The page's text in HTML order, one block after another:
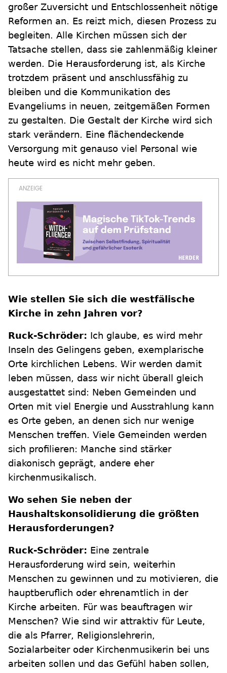
großer Zuversicht und Entschlossenheit nötige
Reformen an. Es reizt mich, diesen Prozess zu
begleiten. Alle Kirchen müssen sich der
Tatsache stellen, dass sie zahlenmäßig kleiner
werden. Die Herausforderung ist, als Kirche
trotzdem präsent und anschlussfähig zu
bleiben und die Kommunikation des
Evangeliums in neuen, zeitgemäßen Formen
zu gestalten. Die Gestalt der Kirche wird sich
stark verändern. Eine flächendeckende
Versorgung mit genauso viel Personal wie
heute wird es nicht mehr geben.
Wie stellen Sie sich die westfälische
Kirche in zehn Jahren vor?
Ruck-Schröder: Ich glaube, es wird mehr
Inseln des Gelingens geben, exemplarische
Orte kirchlichen Lebens. Wir werden damit
leben müssen, dass wir nicht überall gleich
ausgestattet sind: Neben Gemeinden und
Orten mit viel Energie und Ausstrahlung kann
es Orte geben, an denen sich nur wenige
Menschen treffen. Viele Gemeinden werden
sich profilieren: Manche sind stärker
diakonisch geprägt, andere eher
kirchenmusikalisch.
Wo sehen Sie neben der
Haushaltskonsolidierung die größten
Herausforderungen?
Ruck-Schröder: Eine zentrale
Herausforderung wird sein, weiterhin
Menschen zu gewinnen und zu motivieren, die
hauptberuflich oder ehrenamtlich in der
Kirche arbeiten. Für was beauftragen wir
Menschen? Wie sind wir attraktiv für Leute,
die als Pfarrer, Religionslehrerin,
Sozialarbeiter oder Kirchenmusikerin bei uns
arbeiten sollen und das Gefühl haben sollen,